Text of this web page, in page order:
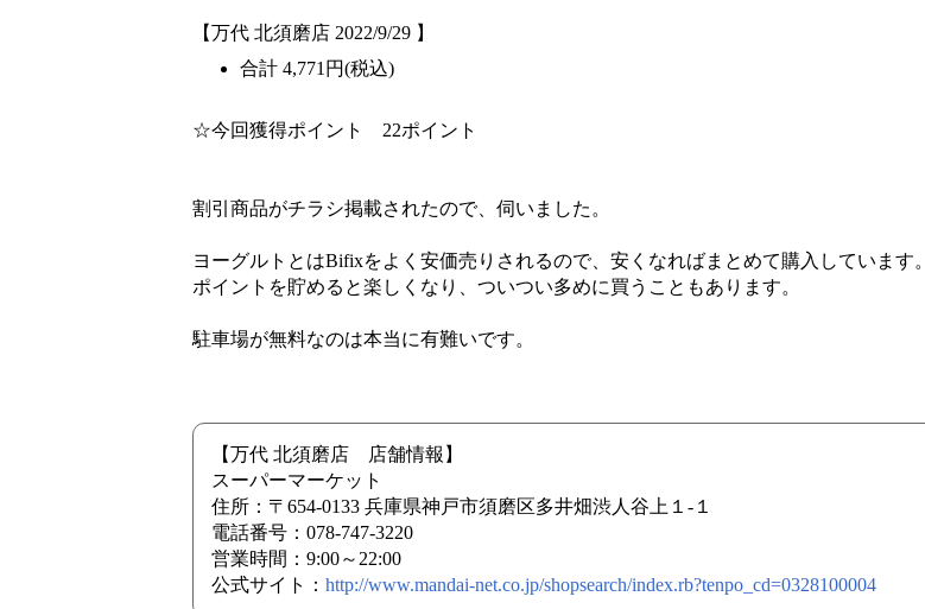
【万代 北須磨店 2022/9/29 】
合計 4,771円(税込)
☆今回獲得ポイント 22ポイント
割引商品がチラシ掲載されたので、伺いました。
ヨーグルトとはBifixをよく安価売りされるので、安くなればまとめて購入しています。
ポイントを貯めると楽しくなり、ついつい多めに買うこともあります。
駐車場が無料なのは本当に有難いです。
【万代 北須磨店 店舗情報】
スーパーマーケット
住所：〒654-0133 兵庫県神戸市須磨区多井畑渋人谷上１-１
電話番号：078-747-3220
営業時間：9:00～22:00
公式サイト： http://www.mandai-net.co.jp/shopsearch/index.rb?tenpo_cd=0328100004